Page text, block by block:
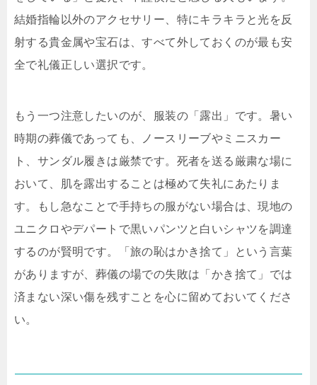
結婚指輪以外のアクセサリー、特にキラキラと光を反
射する貴金属や宝石は、すべて外しておくのが最も安
全で礼儀正しい選択です。
もう一つ注意したいのが、服装の「露出」です。暑い
時期の葬儀であっても、ノースリーブやミニスカー
ト、サンダル履きは厳禁です。死者を送る厳粛な場に
おいて、肌を露出することは極めて失礼にあたりま
す。もし急なことで手持ちの服がない場合は、現地の
ユニクロやデパートで黒いパンツと白いシャツを調達
するのが賢明です。「旅の恥はかき捨て」という言葉
がありますが、葬儀の場での失敗は「かき捨て」では
済まない深い傷を残すことを心に留めておいてくださ
い。